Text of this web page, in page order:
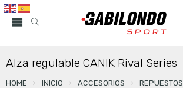
Alza regulable CANIK Rival Series
HOME INICIO ACCESORIOS REPUESTOS